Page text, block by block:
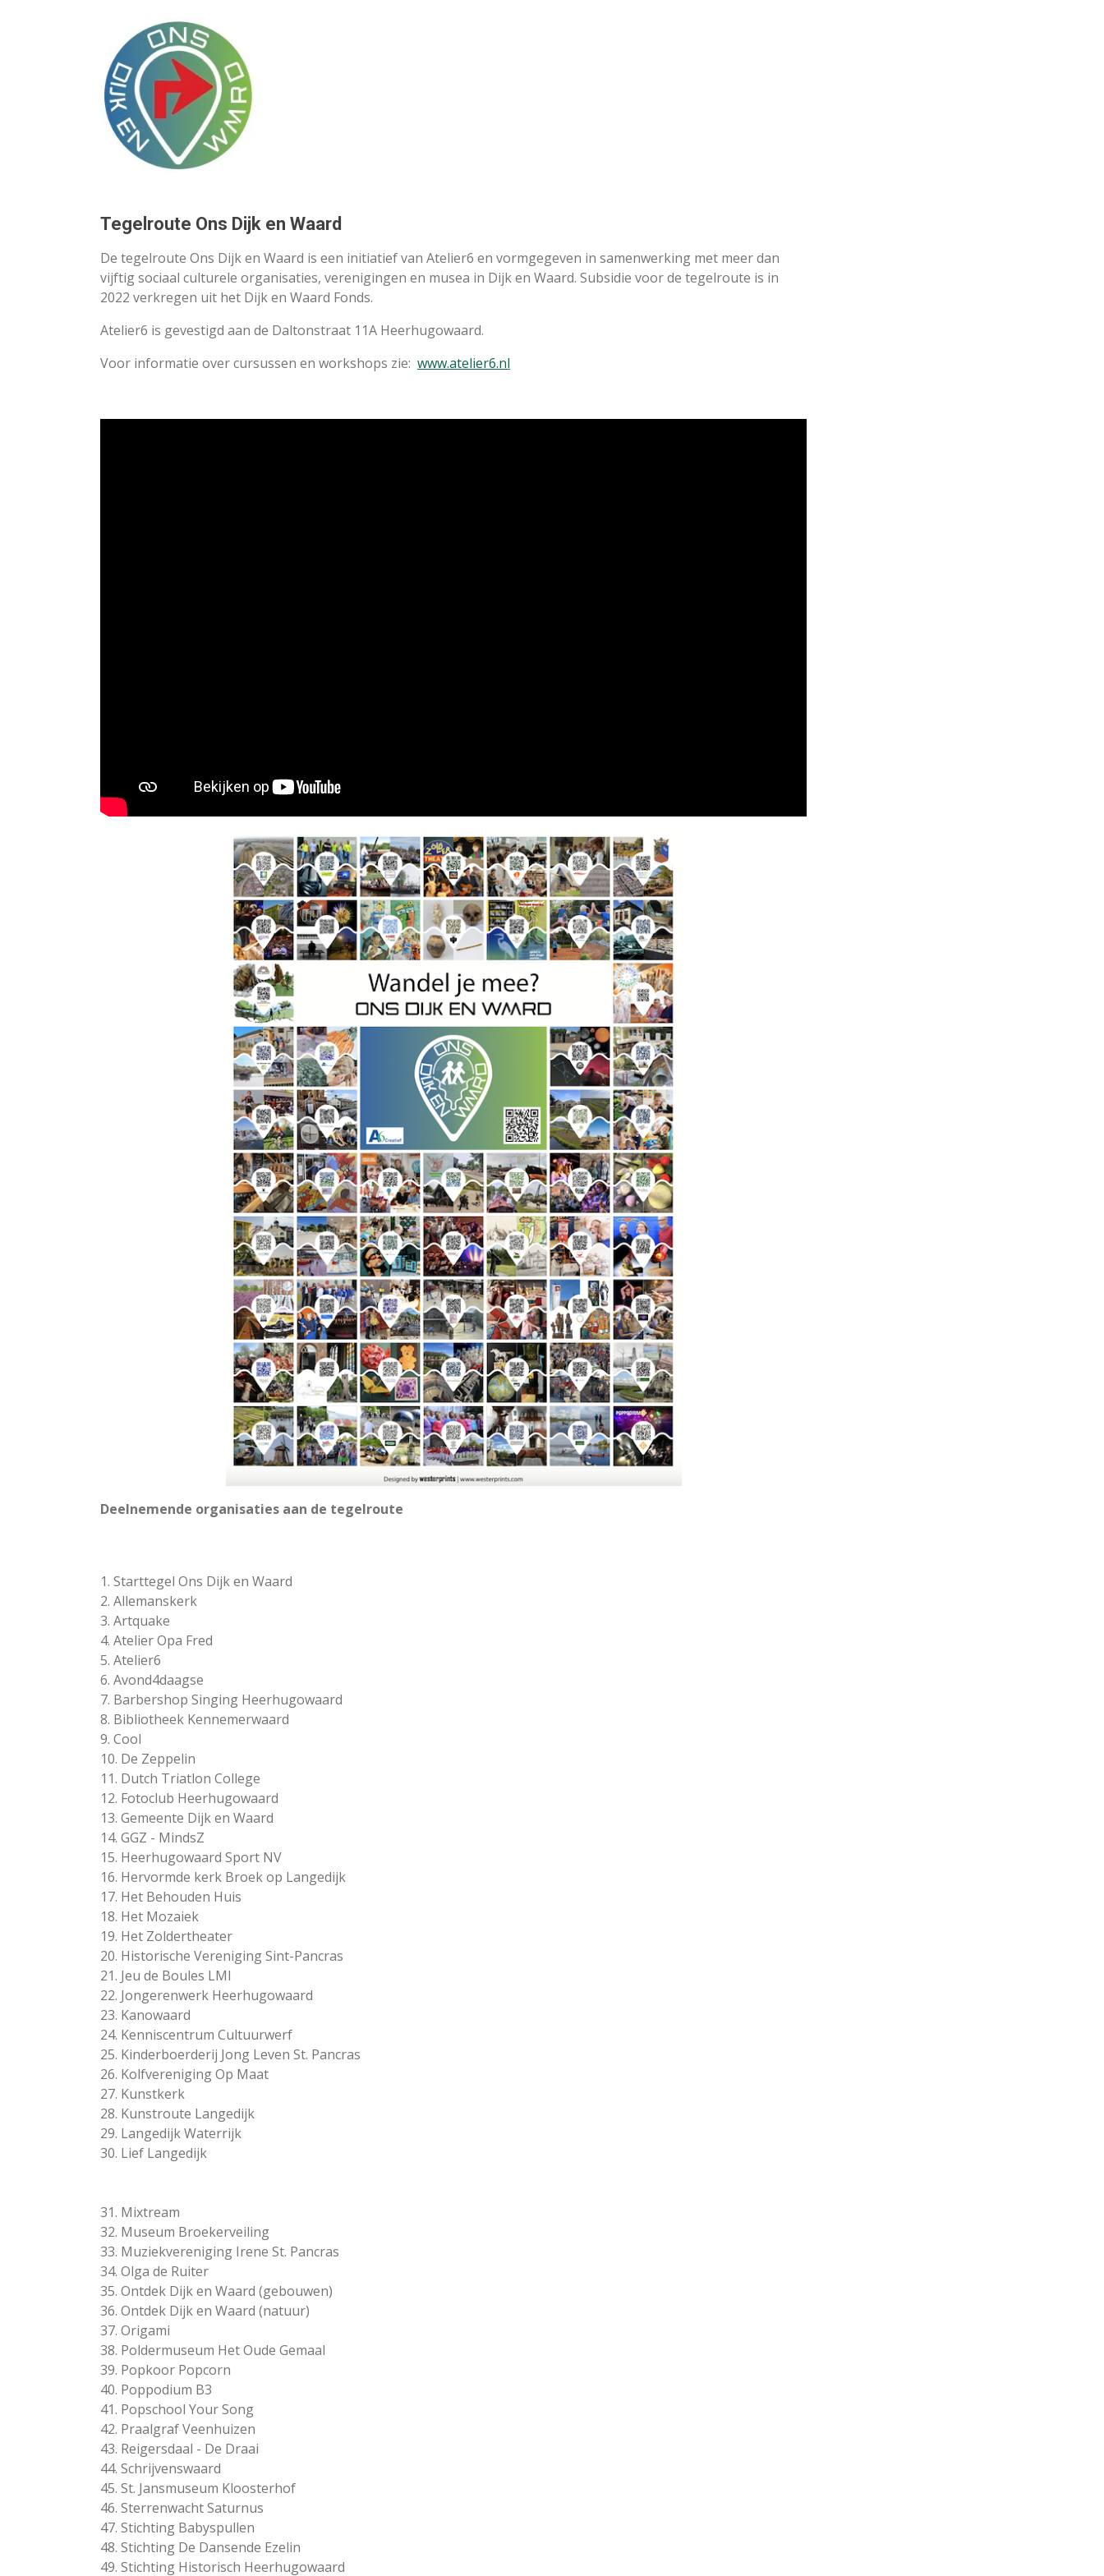
Tegelroute Ons Dijk en Waard
De tegelroute Ons Dijk en Waard is een initiatief van Atelier6 en vormgegeven in samenwerking met meer dan
vijftig sociaal culturele organisaties, verenigingen en musea in Dijk en Waard. Subsidie voor de tegelroute is in
2022 verkregen uit het Dijk en Waard Fonds.
Atelier6 is gevestigd aan de Daltonstraat 11A Heerhugowaard.
Voor informatie over cursussen en workshops zie: www.atelier6.nl
Deelnemende organisaties aan de tegelroute
1. Starttegel Ons Dijk en Waard
2. Allemanskerk
3. Artquake
4. Atelier Opa Fred
5. Atelier6
6. Avond4daagse
7. Barbershop Singing Heerhugowaard
8. Bibliotheek Kennemerwaard
9. Cool
10. De Zeppelin
11. Dutch Triatlon College
12. Fotoclub Heerhugowaard
13. Gemeente Dijk en Waard
14. GGZ - MindsZ
15. Heerhugowaard Sport NV
16. Hervormde kerk Broek op Langedijk
17. Het Behouden Huis
18. Het Mozaiek
19. Het Zoldertheater
20. Historische Vereniging Sint-Pancras
21. Jeu de Boules LMI
22. Jongerenwerk Heerhugowaard
23. Kanowaard
24. Kenniscentrum Cultuurwerf
25. Kinderboerderij Jong Leven St. Pancras
26. Kolfvereniging Op Maat
27. Kunstkerk
28. Kunstroute Langedijk
29. Langedijk Waterrijk
30. Lief Langedijk
31. Mixtream
32. Museum Broekerveiling
33. Muziekvereniging Irene St. Pancras
34. Olga de Ruiter
35. Ontdek Dijk en Waard (gebouwen)
36. Ontdek Dijk en Waard (natuur)
37. Origami
38. Poldermuseum Het Oude Gemaal
39. Popkoor Popcorn
40. Poppodium B3
41. Popschool Your Song
42. Praalgraf Veenhuizen
43. Reigersdaal - De Draai
44. Schrijvenswaard
45. St. Jansmuseum Kloosterhof
46. Sterrenwacht Saturnus
47. Stichting Babyspullen
48. Stichting De Dansende Ezelin
49. Stichting Historisch Heerhugowaard